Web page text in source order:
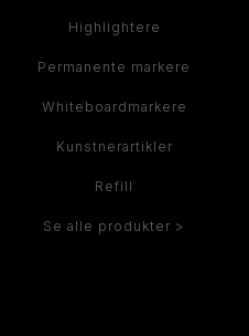
Highlightere
Permanente markere
Whiteboardmarkere
Kunstnerartikler
Refill
Se alle produkter >